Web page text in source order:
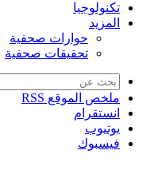
تكنولوجيا
المزيد
حوارات صحفية
تحقيقات صحفية
ملخص الموقع RSS
انستقرام
يوتيوب
فيسبوك